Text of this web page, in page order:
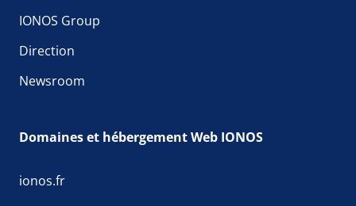
IONOS Group
Direction
Newsroom
Domaines et hébergement Web IONOS
ionos.fr